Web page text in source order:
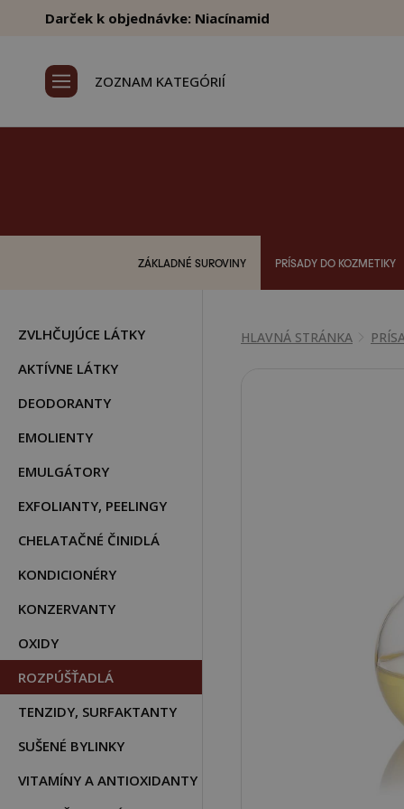
Darček k objednávke: Niacínamid
ZOZNAM KATEGÓRIÍ
ZÁKLADNÉ SUROVINY PRÍSADY DO KOZMETIKY
ZVLHČUJÚCE LÁTKY
AKTÍVNE LÁTKY
DEODORANTY
EMOLIENTY
EMULGÁTORY
EXFOLIANTY, PEELINGY
CHELATAČNÉ ČINIDLÁ
KONDICIONÉRY
KONZERVANTY
OXIDY
ROZPÚŠŤADLÁ
TENZIDY, SURFAKTANTY
SUŠENÉ BYLINKY
VITAMÍNY A ANTIOXIDANTY
HLAVNÁ STRÁNKA